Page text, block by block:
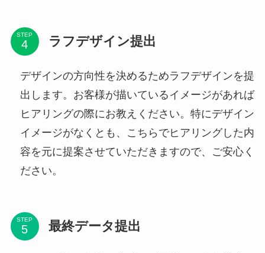
STEP ラフデザイン提出
デザインの方向性を決めるためラフデザインを提
出します。お客様が描いているイメージがあれば
ヒアリングの際にお教えください。特にデザイン
イメージがなくとも、こちらでヒアリングした内
容を元に提案させていただきますので、ご安心く
ださい。
STEP 最終データ提出